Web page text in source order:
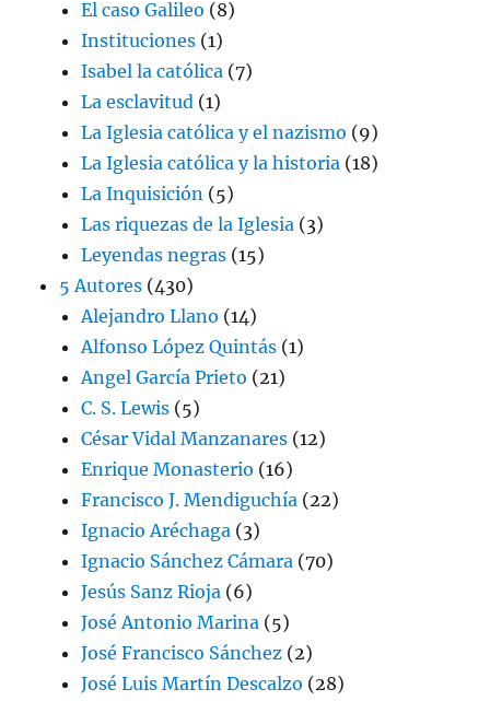
El caso Galileo (8)
Instituciones (1)
Isabel la católica (7)
La esclavitud (1)
La Iglesia católica y el nazismo (9)
La Iglesia católica y la historia (18)
La Inquisición (5)
Las riquezas de la Iglesia (3)
Leyendas negras (15)
5 Autores (430)
Alejandro Llano (14)
Alfonso López Quintás (1)
Angel García Prieto (21)
C. S. Lewis (5)
César Vidal Manzanares (12)
Enrique Monasterio (16)
Francisco J. Mendiguchía (22)
Ignacio Aréchaga (3)
Ignacio Sánchez Cámara (70)
Jesús Sanz Rioja (6)
José Antonio Marina (5)
José Francisco Sánchez (2)
José Luis Martín Descalzo (28)